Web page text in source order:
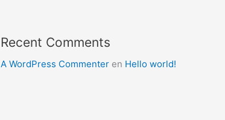
Recent Comments
A WordPress Commenter en Hello world!